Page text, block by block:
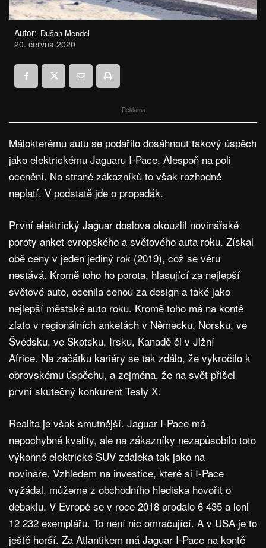
Autor: Dušan Mendel
20. června 2020
Reklama
Málokterému autu se podařilo dosáhnout takový úspěch
jako elektrickému Jaguaru I-Pace. Alespoň na poli
ocenění. Na straně zákazníků to však rozhodně
neplatí. V podstatě jde o propadák.
První elektrický Jaguar doslova okouzlil novinářské
poroty anket evropského a světového auta roku. Získal
obě ceny v jeden jediný rok (2019), což se věru
nestává. Kromě toho ho porota, hlasující za nejlepší
světové auto, ocenila cenou za design a také jako
nejlepší městské auto roku. Kromě toho má na kontě
zlato v regionálních anketách v Německu, Norsku, ve
Švédsku, ve Skotsku, Irsku, Kanadě či v Jižní
Africe. Na začátku kariéry se tak zdálo, že vykročilo k
obrovskému úspěchu, a zejména, že na svět přišel
první skutečný konkurent Tesly X.
Realita je však smutnější. Jaguar I-Pace má
nepochybné kvality, ale na zákazníky nezapůsobilo toto
výkonné elektrické SUV zdaleka tak jako na
novináře. Vzhledem na investice, které si I-Pace
vyžádal, můžeme z obchodního hlediska hovořit o
debaklu. V Evropě se v roce 2018 prodalo 6 435 a loni
12 232 exemplářů. To není nic omračující. A v USA je to
ještě horší. Za Atlantikem má Jaguar I-Pace na kontě